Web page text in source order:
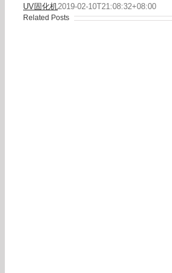
UV固化机2019-02-10T21:08:32+08:00
Related Posts